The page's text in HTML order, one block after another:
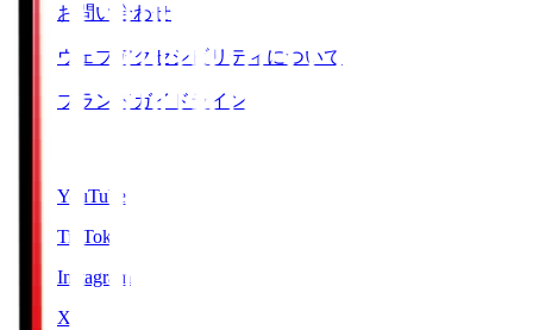
お問い合わせ
ウェブアクセシビリティについて
ブランドガイドライン
YouTube
TikTok
Instagram
X